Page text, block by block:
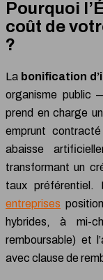
Pourquoi
coût de
?
La bonification
organisme public
prend en charge
emprunt
abaisse
transformant un
taux
entreprises
hybrides, à mi-
remboursable) et
avec clause de